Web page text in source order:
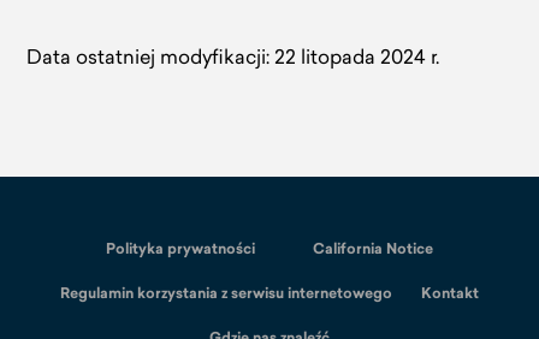
Data ostatniej modyfikacji: 22 litopada 2024 r.
Polityka prywatności California Notice
Regulamin korzystania z serwisu internetowego Kontakt